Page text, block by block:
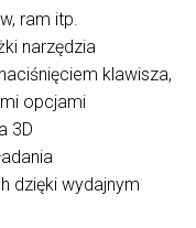
ram itp.
narzędzia
klawisza,
opcjami
3D
dzięki wydajnym